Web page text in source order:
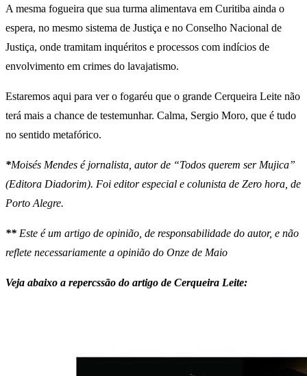
A mesma fogueira que sua turma alimentava em Curitiba ainda o
espera, no mesmo sistema de Justiça e no Conselho Nacional de
Justiça, onde tramitam inquéritos e processos com indícios de
envolvimento em crimes do lavajatismo.
Estaremos aqui para ver o fogaréu que o grande Cerqueira Leite não
terá mais a chance de testemunhar. Calma, Sergio Moro, que é tudo
no sentido metafórico.
*Moisés Mendes é jornalista, autor de “Todos querem ser Mujica”
(Editora Diadorim). Foi editor especial e colunista de Zero hora, de
Porto Alegre.
** Este é um artigo de opinião, de responsabilidade do autor, e não
reflete necessariamente a opinião do Onze de Maio
Veja abaixo a repercssão do artigo de Cerqueira Leite: